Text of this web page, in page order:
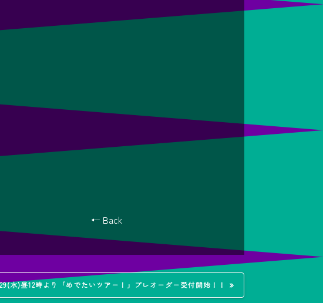
← Back
水)昼12時より「めでたいツアー！」プレオーダー受付開始！！